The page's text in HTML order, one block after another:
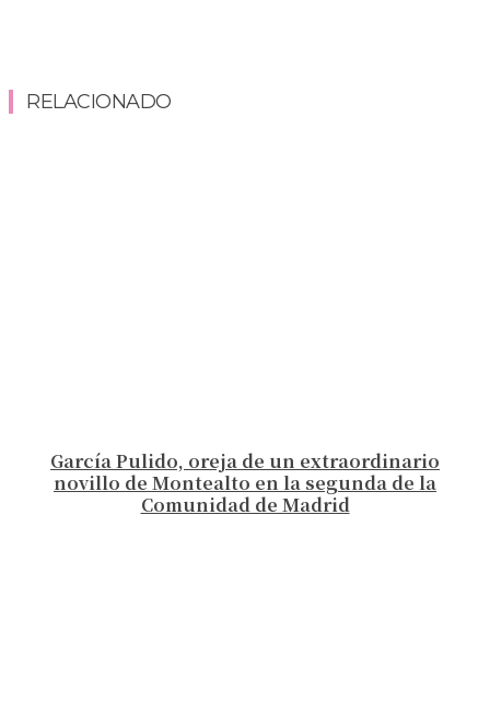
RELACIONADO
García Pulido, oreja de un extraordinario
novillo de Montealto en la segunda de la
Comunidad de Madrid